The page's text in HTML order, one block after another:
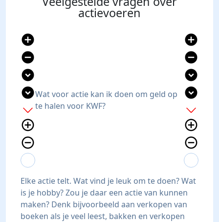
actievoeren
add_circle
remove_circle
expand_circle_down
expand_circle_down
add
add_circle_outline
remove_circle_outline
expand_more
expand_less
Wat voor actie kan ik doen om geld op
te halen voor KWF?
add_circle
remove_circle
expand_circle_down
expand_circle_down
add
add_circle_outline
remove_circle_outline
expand_more
expand_less
Elke actie telt. Wat vind je leuk om te doen? Wat
is je hobby? Zou je daar een actie van kunnen
maken? Denk bijvoorbeeld aan verkopen van
boeken als je veel leest, bakken en verkopen